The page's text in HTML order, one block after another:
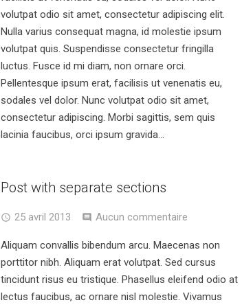
volutpat odio sit amet, consectetur adipiscing elit.
Nulla varius consequat magna, id molestie ipsum
volutpat quis. Suspendisse consectetur fringilla
luctus. Fusce id mi diam, non ornare orci.
Pellentesque ipsum erat, facilisis ut venenatis eu,
sodales vel dolor. Nunc volutpat odio sit amet,
consectetur adipiscing. Morbi sagittis, sem quis
lacinia faucibus, orci ipsum gravida...
Post with separate sections
25 avril 2013 Aucun commentaire
Aliquam convallis bibendum arcu. Maecenas non
porttitor nibh. Aliquam erat volutpat. Sed cursus
tincidunt risus eu tristique. Phasellus eleifend odio at
lectus faucibus, ac ornare nisl molestie. Vivamus